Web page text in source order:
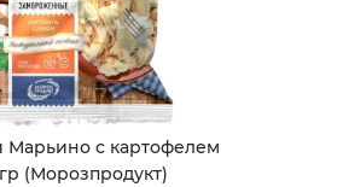
Марьино с картофелем
(Морозпродукт)